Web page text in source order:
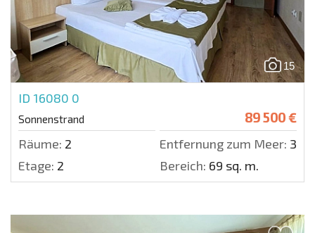
15
ID 16080 0
Sonnenstrand 89 500 €
Räume: 2 Entfernung zum Meer: 300
Etage: 2 Bereich: 69 sq. m.